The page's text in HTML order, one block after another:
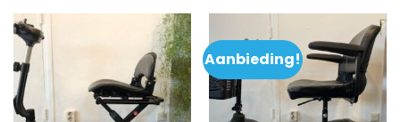
Aanbieding!